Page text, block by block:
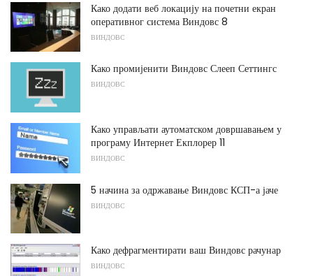
Како додати веб локацију на почетни екран
оперативног система Виндовс 8
ВИНДОВС
Како промијенити Виндовс Слееп Сеттингс
ВИНДОВС
Како управљати аутоматском довршавањем у
програму Интернет Екплорер 11
ВИНДОВС
5 начина за одржавање Виндовс КСП-а јаче
ВИНДОВС
Како дефрагментирати ваш Виндовс рачунар
ВИНДОВС